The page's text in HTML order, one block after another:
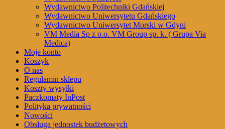
Wydawnictwo Politechniki Gdańskiej
Wydawnictwo Uniwersytetu Gdańskiego
Wydawnictwo Uniwersytet Morski w Gdyni
VM Media Sp z o.o. VM Group sp. k. ( Grupa Via
Medica)
Moje konto
Koszyk
O nas
Regulamin sklepu
Koszty wysyłki
Paczkomaty InPost
Polityka prywatności
Nowości
Obsługa jednostek budżetowych